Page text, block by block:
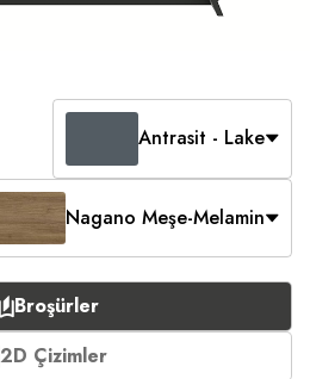
Antrasit - Lake
Nagano Meşe-Melamin
Broşürler
2D Çizimler